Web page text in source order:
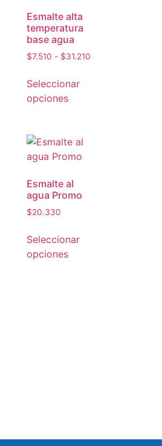
Esmalte alta
temperatura
base agua
$7.510 - $31.210
Seleccionar
opciones
Esmalte al
agua Promo
$20.330
Seleccionar
opciones